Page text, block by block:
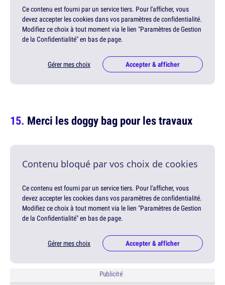
Ce contenu est fourni par un service tiers. Pour l'afficher, vous
devez accepter les cookies dans vos paramètres de confidentialité.
Modifiez ce choix à tout moment via le lien "Paramètres de Gestion
de la Confidentialité" en bas de page.
Gérer mes choix Accepter & afficher
Merci les doggy bag pour les travaux
Contenu bloqué par vos choix de cookies
Ce contenu est fourni par un service tiers. Pour l'afficher, vous
devez accepter les cookies dans vos paramètres de confidentialité.
Modifiez ce choix à tout moment via le lien "Paramètres de Gestion
de la Confidentialité" en bas de page.
Gérer mes choix Accepter & afficher
Publicité